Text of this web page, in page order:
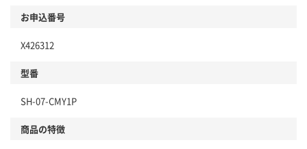
お申込番号
X426312
型番
SH-07-CMY1P
商品の特徴